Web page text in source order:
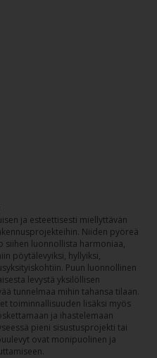
ja esteettisesti miellyttävän
Niiden pyöreä
siihen luonnollista harmoniaa,
pöytälevyiksi, hyllyiksi,
Puun luonnollinen
levystä yksilöllisen
tunnelmaa mihin tahansa tilaan.
toiminnallisuuden lisäksi myös
ja ihastelemaan
pieni sisustusprojekti tai
ovat monipuolinen ja